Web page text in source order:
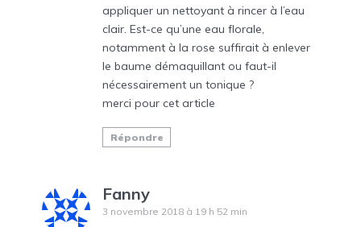
appliquer un nettoyant à rincer à l’eau
clair. Est-ce qu’une eau florale,
notamment à la rose suffirait à enlever
le baume démaquillant ou faut-il
nécessairement un tonique ?
merci pour cet article
Répondre
Fanny
3 novembre 2018 à 19 h 52 min